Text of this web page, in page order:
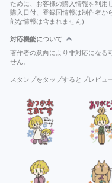
ために、お客様の購入情報を利用
購入日付、登録国情報は制作者か
能な情報は含まれません)
対応機能について
著作者の意向により非対応になる
せん。
スタンプをタップするとプレビュ